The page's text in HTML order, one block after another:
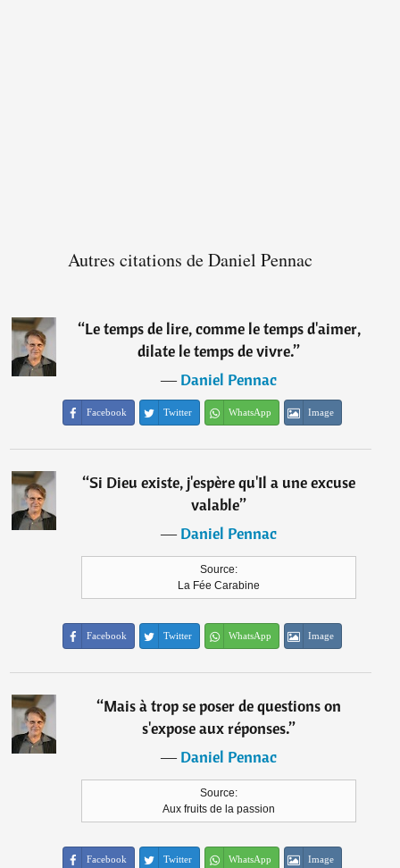
Autres citations de Daniel Pennac
“Le temps de lire, comme le temps d'aimer,
dilate le temps de vivre.”
―Daniel Pennac
Facebook Twitter WhatsApp Image
“Si Dieu existe, j'espère qu'Il a une excuse
valable”
―Daniel Pennac
Source:
La Fée Carabine
Facebook Twitter WhatsApp Image
“Mais à trop se poser de questions on
s'expose aux réponses.”
―Daniel Pennac
Source:
Aux fruits de la passion
Facebook Twitter WhatsApp Image